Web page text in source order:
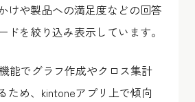
けや製品への満足度などの回答
ドを絞り込み表示しています。
能でグラフ作成やクロス集計
ため、kintoneアプリ上で傾向